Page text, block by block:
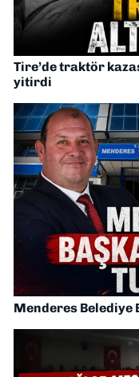
Tire’de traktör
yitirdi
Menderes Belediye